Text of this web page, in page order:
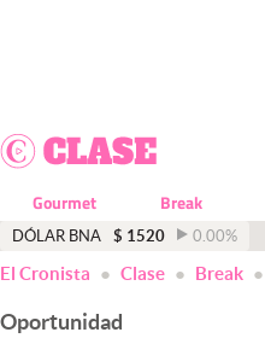
Dólar
Economía y Política
Finanzas y Mercados
Mercados Online
Gourmet Break
DÓLAR BNA $ 1520 0.00%
El Cronista Clase Break
Oportunidad